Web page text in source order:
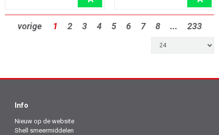
vorige 1 2 3 4 5 6 7 8 ... 233
Info
Nieuw op de website
Shell smeermiddelen